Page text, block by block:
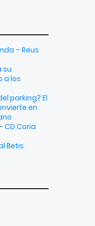
– Reus
su
a los
parking? El
en
CD Coria
Betis